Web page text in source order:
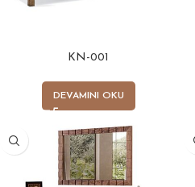
KN-001
DEVAMINI OKU